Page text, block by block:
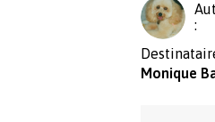
:
Monique